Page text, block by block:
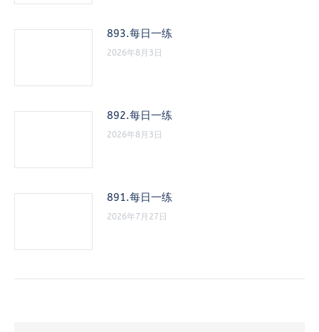
893.每日一练
2026年8月3日
892.每日一练
2026年8月3日
891.每日一练
2026年7月27日